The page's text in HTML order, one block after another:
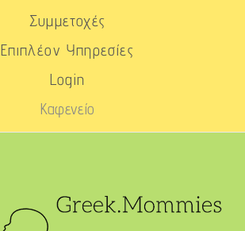
Συμμετοχές
Επιπλέον Υπηρεσίες
Login
Καφενείο